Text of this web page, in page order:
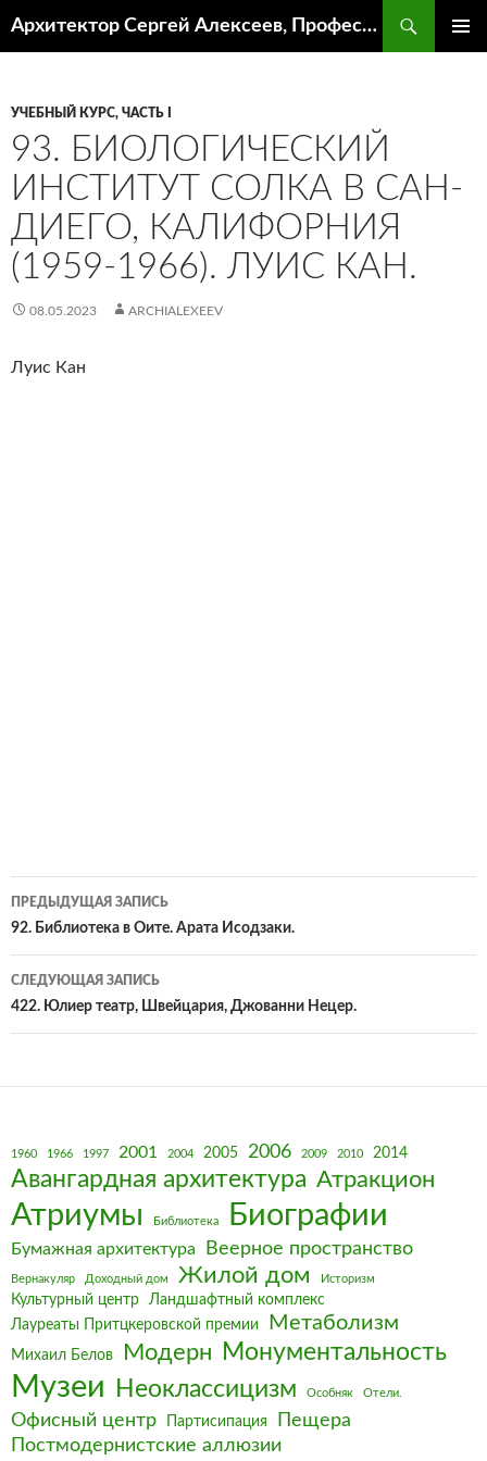
Архитектор Сергей Алексеев, Профессор кафедры ИА и АР ААИ ЮФУ
УЧЕБНЫЙ КУРС, ЧАСТЬ I
93. БИОЛОГИЧЕСКИЙ
ИНСТИТУТ СОЛКА В САН-
ДИЕГО, КАЛИФОРНИЯ
(1959-1966). ЛУИС КАН.
08.05.2023 ARCHIALEXEEV
Луис Кан
Навигация
по
записям
ПРЕДЫДУЩАЯ ЗАПИСЬ
92. Библиотека в Оите. Арата Исодзаки.
СЛЕДУЮЩАЯ ЗАПИСЬ
422. Юлиер театр, Швейцария, Джованни Нецер.
1960 1966 1997 2001 2004 2005 2006 2009 2010 2014
Авангардная архитектура Атракцион
Атриумы Библиотека Биографии
Бумажная архитектура Веерное пространство
Вернакуляр Доходный дом Жилой дом Историзм
Культурный центр
Ландшафтный комплекс
Лауреаты Притцкеровской премии
Метаболизм
Михаил Белов Модерн Монументальность
Музеи Неоклассицизм Особняк Отели.
Офисный центр Партисипация
Пещера
Постмодернистские аллюзии